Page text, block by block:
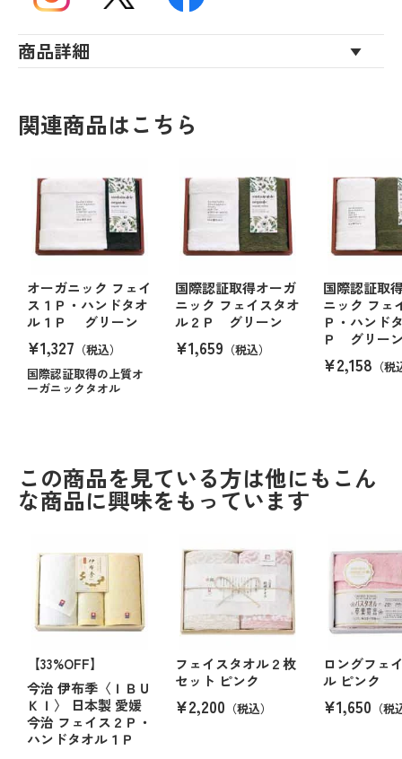
商品詳細
関連商品はこちら
オーガニック フェイ
ス１Ｐ・ハンドタオ
ル１Ｐ グリーン
¥1,327 （税込）
国際認証取得の上質オ
ーガニックタオル
国際認証取得オーガ
ニック フェイスタオ
ル２Ｐ グリーン
¥1,659 （税込）
国際認証取
ニック フェ
Ｐ・ハンド
Ｐ グリー
¥2,158 （
この商品を見ている方は他にもこん
な商品に興味をもっています
【33%OFF】
今治 伊布季〈ＩＢＵ
ＫＩ〉 日本製 愛媛
今治 フェイス２Ｐ・
ハンドタオル１Ｐ
フェイスタオル２枚
セット ピンク
¥2,200 （税込）
ロングフェ
ル ピンク
¥1,650 （税